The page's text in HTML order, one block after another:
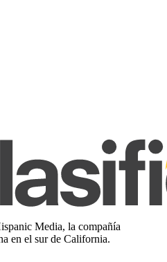
Media, la compañía
en el sur de California.